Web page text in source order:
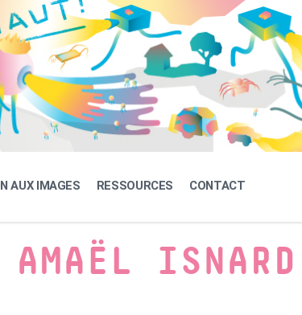
AUX IMAGES RESSOURCES CONTACT
ISNARD